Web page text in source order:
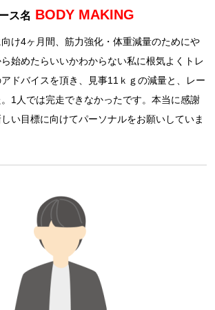
ス名 BODY MAKING
け4ヶ月間、筋力強化・体重減量のためにや
始めたらいいかわからない私に根気よくトレ
ドバイスを頂き、見事11ｋｇの減量と、レー
1人では完走できなかったです。本当に感謝
い目標に向けてパーソナルをお願いしていま